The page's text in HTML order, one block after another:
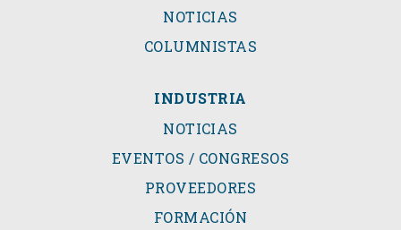
NOTICIAS
COLUMNISTAS
INDUSTRIA
NOTICIAS
EVENTOS / CONGRESOS
PROVEEDORES
FORMACIÓN